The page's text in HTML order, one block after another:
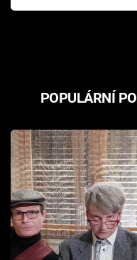
Pottera přišla s
POPULÁRNÍ